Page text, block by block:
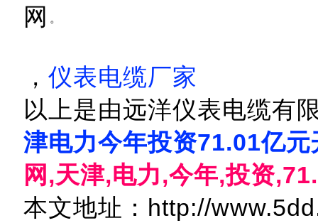
网
， 仪表电缆厂家
以上是由远洋仪表电缆有
津电力今年投资71.01亿
网,天津,电力,今年,投资
本文地址：http://